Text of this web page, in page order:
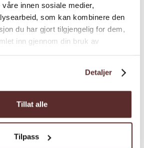
innen sosiale medier,
som kan kombinere den
du har gjort tilgjengelig for dem,
inn gjennom din bruk av
Detaljer
Tillat alle
Tilpass